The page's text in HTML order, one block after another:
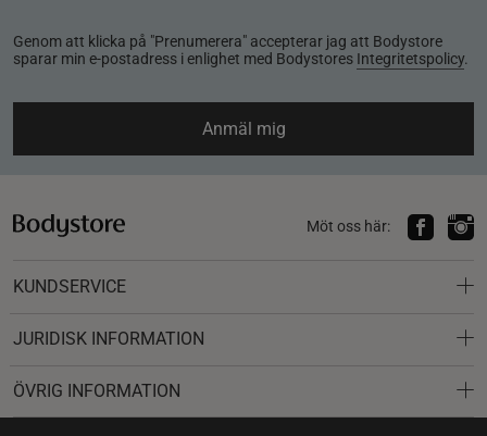
Genom att klicka på "Prenumerera" accepterar jag att Bodystore
sparar min e-postadress i enlighet med Bodystores Integritetspolicy.
Anmäl mig
Möt oss här:
KUNDSERVICE
JURIDISK INFORMATION
ÖVRIG INFORMATION